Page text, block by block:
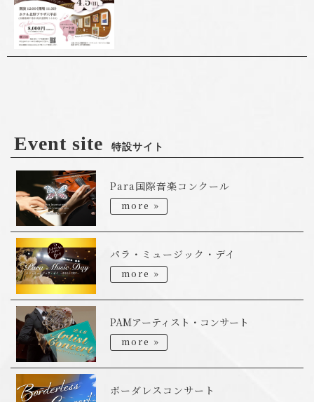
Event site 特設サイト
Para国際音楽コンクール
more »
パラ・ミュージック・デイ
more »
PAMアーティスト・コンサート
more »
ボーダレスコンサート